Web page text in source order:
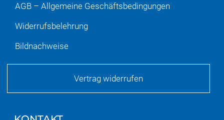
AGB – Allgemeine Geschäftsbedingungen
Widerrufsbelehrung
Bildnachweise
Vertrag widerrufen